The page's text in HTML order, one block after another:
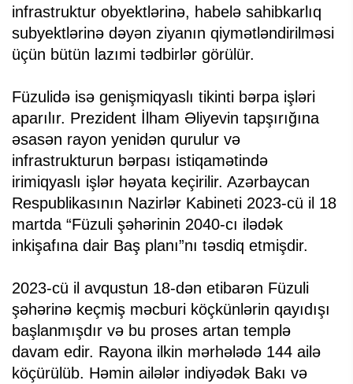
infrastruktur obyektlərinə, habelə sahibkarlıq
subyektlərinə dəyən ziyanın qiymətləndirilməsi
üçün bütün lazımi tədbirlər görülür.
Füzulidə isə genişmiqyaslı tikinti bərpa işləri
aparılır. Prezident İlham Əliyevin tapşırığına
əsasən rayon yenidən qurulur və
infrastrukturun bərpası istiqamətində
irimiqyaslı işlər həyata keçirilir. Azərbaycan
Respublikasının Nazirlər Kabineti 2023-cü il 18
martda “Füzuli şəhərinin 2040-cı ilədək
inkişafına dair Baş planı”nı təsdiq etmişdir.
2023-cü il avqustun 18-dən etibarən Füzuli
şəhərinə keçmiş məcburi köçkünlərin qayıdışı
başlanmışdır və bu proses artan templə
davam edir. Rayona ilkin mərhələdə 144 ailə
köçürülüb. Həmin ailələr indiyədək Bakı və